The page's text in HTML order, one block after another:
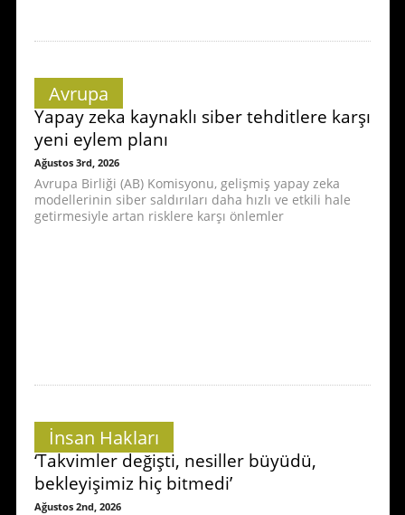
Avrupa
Yapay zeka kaynaklı siber tehditlere karşı
yeni eylem planı
Ağustos 3rd, 2026
Avrupa Birliği (AB) Komisyonu, gelişmiş yapay zeka
modellerinin siber saldırıları daha hızlı ve etkili hale
getirmesiyle artan risklere karşı önlemler
İnsan Hakları
‘Takvimler değişti, nesiller büyüdü,
bekleyişimiz hiç bitmedi’
Ağustos 2nd, 2026